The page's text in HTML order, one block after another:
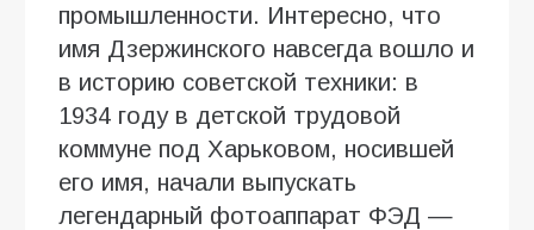
промышленности. Интересно, что
имя Дзержинского навсегда вошло и
в историю советской техники: в
1934 году в детской трудовой
коммуне под Харьковом, носившей
его имя, начали выпускать
легендарный фотоаппарат ФЭД —